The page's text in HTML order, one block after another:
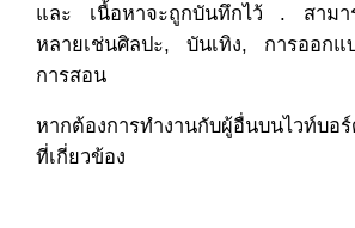
และ เนื้อหาจะถูกบันทึกไว้ . สามา
หลายเช่นศิลปะ, บันเทิง, การออก
การสอน
หากต้องการทำงานกับผู้อื่นบนไวท์บอ
ที่เกี่ยวข้อง